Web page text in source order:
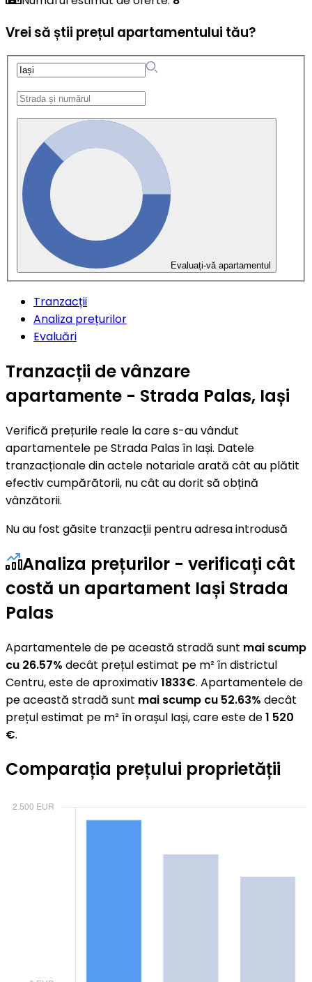
Vrei să știi prețul apartamentului tău?
Evaluați-vă apartamentul
Tranzacții
Analiza prețurilor
Evaluări
Tranzacții de vânzare
apartamente - Strada Palas, Iași
Verifică prețurile reale la care s-au vândut
apartamentele pe Strada Palas în Iași. Datele
tranzacționale din actele notariale arată cât au plătit
efectiv cumpărătorii, nu cât au dorit să obțină
vânzătorii.
Nu au fost găsite tranzacții pentru adresa introdusă
Analiza prețurilor - verificați cât
costă un apartament Iași Strada
Palas
Apartamentele de pe această stradă sunt mai scump
cu 26.57% decât prețul estimat pe m² în districtul
Centru, este de aproximativ1833€. Apartamentele de
pe această stradă sunt mai scump cu 52.63% decât
prețul estimat pe m² în orașul Iași, care este de1 520
€.
Comparația prețului proprietății